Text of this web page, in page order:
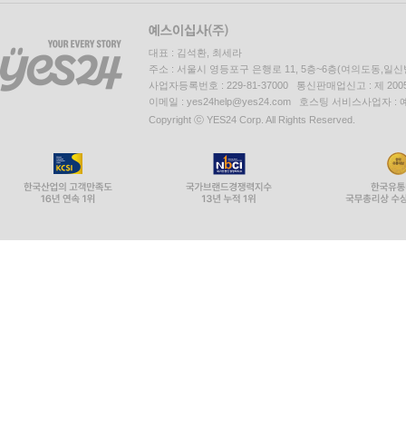
대표 : 김석환, 최세라
주소 : 서울시 영등포구 은행로 11, 5층~6층(여의도동,일신
사업자등록번호 : 229-81-37000 통신판매업신고 : 제
이메일 : yes24help@yes24.com 호스팅 서비스사업자 :
Copyright ⓒ YES24 Corp. All Rights Reserved.